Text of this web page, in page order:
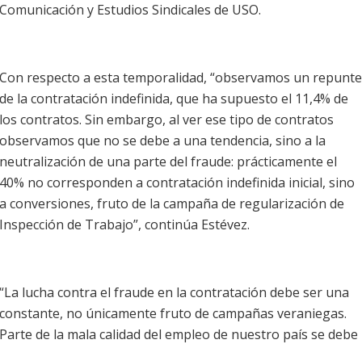
Comunicación y Estudios Sindicales de USO.
Con respecto a esta temporalidad, “observamos un repunte
de la contratación indefinida, que ha supuesto el 11,4% de
los contratos. Sin embargo, al ver ese tipo de contratos
observamos que no se debe a una tendencia, sino a la
neutralización de una parte del fraude: prácticamente el
40% no corresponden a contratación indefinida inicial, sino
a conversiones, fruto de la campaña de regularización de
Inspección de Trabajo”, continúa Estévez.
“La lucha contra el fraude en la contratación debe ser una
constante, no únicamente fruto de campañas veraniegas.
Parte de la mala calidad del empleo de nuestro país se debe